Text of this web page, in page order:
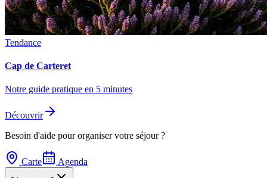
Tendance
Cap de Carteret
Notre guide pratique en 5 minutes
Découvrir
Besoin d'aide pour organiser votre séjour ?
Carte Agenda